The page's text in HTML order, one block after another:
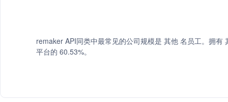
remaker API同类中最常见的公司规模是 其他 名员工。拥
平台的 60.53%。